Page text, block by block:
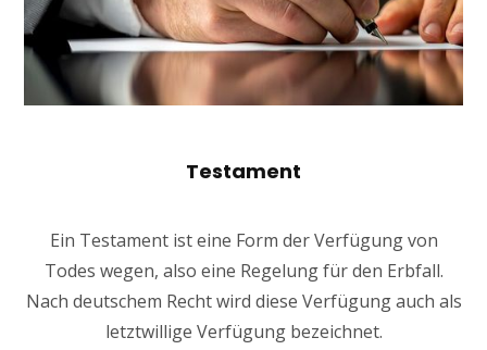
Testament
Ein Testament ist eine Form der Verfügung von
Todes wegen, also eine Regelung für den Erbfall.
Nach deutschem Recht wird diese Verfügung auch als
letztwillige Verfügung bezeichnet.